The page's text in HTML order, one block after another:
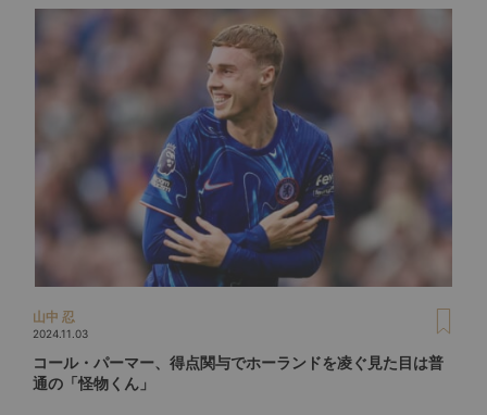
山中 忍
2024.11.03
コール・パーマー、得点関与でホーランドを凌ぐ見た目は普
通の「怪物くん」